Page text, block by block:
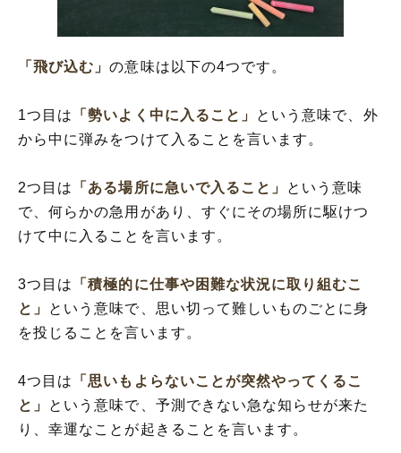
「飛び込む」の意味は以下の4つです。
1つ目は 「勢いよく中に入ること」
という意味で、外
から中に弾みをつけて入ることを言います。
2つ目は 「ある場所に急いで入ること」
という意味
で、何らかの急用があり、すぐにその場所に駆けつ
けて中に入ることを言います。
3つ目は
「積極的に仕事や困難な状況に取り組むこ
と」
という意味で、思い切って難しいものごとに身
を投じることを言います。
4つ目は
「思いもよらないことが突然やってくるこ
と」
という意味で、予測できない急な知らせが来た
り、幸運なことが起きることを言います。